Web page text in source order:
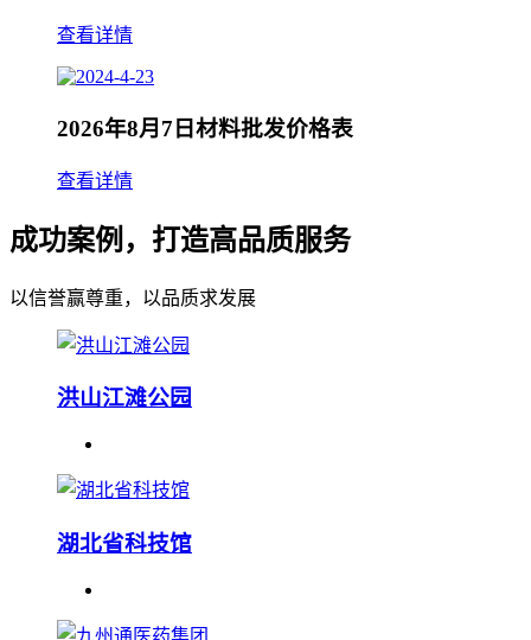
查看详情
2026年8月7日材料批发价格表
查看详情
成功案例，打造高品质服务
以信誉赢尊重，以品质求发展
洪山江滩公园
湖北省科技馆